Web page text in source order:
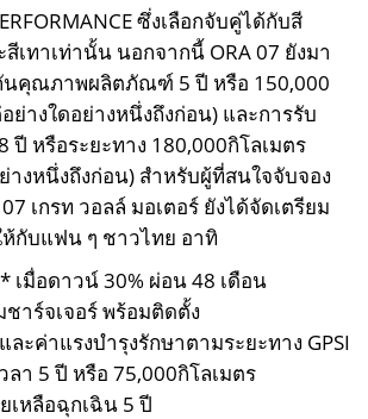
ซึ่งเลือกจับคู่ได้กับสี
เทาเท่านั้น นอกจากนี้ ORA 07 ยังมา
นคุณภาพผลิตภัณฑ์ 5 ปี หรือ 150,000
ย่างใดอย่างหนึ่งถึงก่อน) และการรับ
ปี หรือระยะทาง 180,000กิโลเมตร
างหนึ่งถึงก่อน) สำหรับผู้ที่สนใจจับจอง
เกรท วอลล์ มอเตอร์ ยังได้จัดเตรียม
กับแฟน ๆ ชาวไทย อาทิ
เมื่อดาวน์ 30% ผ่อน 48 เดือน
ชาร์จเจอร์ พร้อมติดตั้ง
ะค่าแรงบำรุงรักษาตามระยะทาง GPSI
ลา 5 ปี หรือ 75,000กิโลเมตร
เหลือฉุกเฉิน 5 ปี